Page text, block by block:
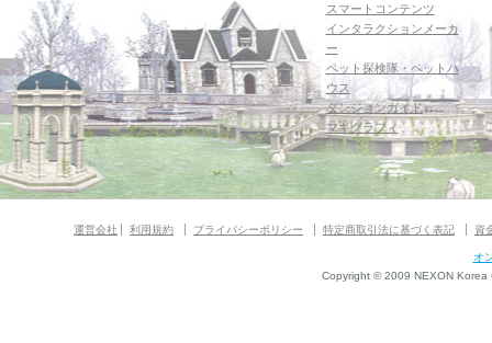
スマートコンテンツ
インタラクションメーカ
ー
ペット探検隊・ペットハ
ウス
ダンジョンガイド
マギグラフィ
運営会社 利用規約 プライバシーポリシー 特定商取引法に基づく表記 資
オ
Copyright © 2009 NEXON Korea